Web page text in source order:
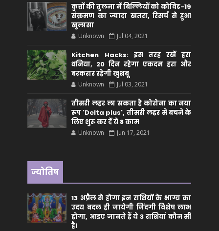
कुत्तों की तुलना में बिल्लियों को कोविड-19
संक्रमण का ज्यादा खतरा, रिसर्च से हुआ
खुलासा
Unknown Jul 04, 2021
Kitchen Hacks: इस तरह रखें हरा
धनिया, 20 दिन रहेगा एकदम हरा और
बरकरार रहेगी खुशबू
Unknown Jul 03, 2021
तीसरी लहर ला सकता है कोरोना का नया
रूप 'Delta plus', तीसरी लहर से बचने के
लिए शुरू कर दें ये 8 काम
Unknown Jun 17, 2021
ज्योतिष
13 अप्रैल से होगा इन राशियों के भाग्य का
उदय बदल ही जायेगी जिंदगी विशेष लाभ
होगा, आइए जानते हैं ये 3 राशियां कौन सीं
है।